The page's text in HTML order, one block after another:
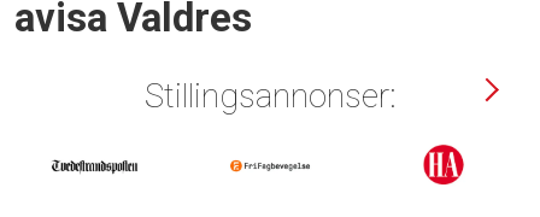
avisa Valdres
Stillingsannonser: